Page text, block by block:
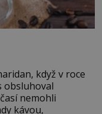
když v roce
obsluhoval
nemohli
je tehdy kávou,